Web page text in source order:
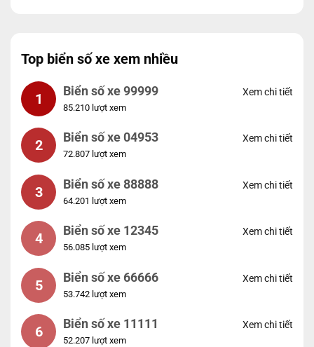
Top biển số xe xem nhiều
1 Biển số xe 99999
85.210 lượt xem
Xem chi tiết
2 Biển số xe 04953
72.807 lượt xem
Xem chi tiết
3 Biển số xe 88888
64.201 lượt xem
Xem chi tiết
4 Biển số xe 12345
56.085 lượt xem
Xem chi tiết
5 Biển số xe 66666
53.742 lượt xem
Xem chi tiết
6 Biển số xe 11111
52.207 lượt xem
Xem chi tiết